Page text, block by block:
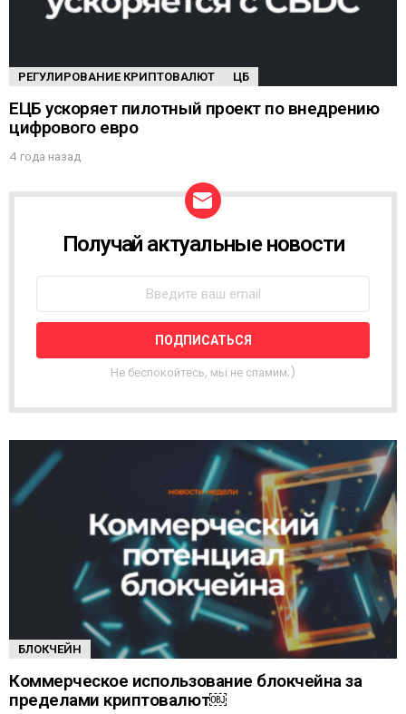
РЕГУЛИРОВАНИЕ КРИПТОВАЛЮТ ЦБ
ЕЦБ ускоряет пилотный проект по внедрению
цифрового евро
4 года назад
В
С
Т
Н
Р
С
С
Ы
Получай актуальные новости
Не беспокойтесь, мы не спамим;)
БЛОКЧЕЙН
Коммерческое использование блокчейна за
пределами криптовалют￼